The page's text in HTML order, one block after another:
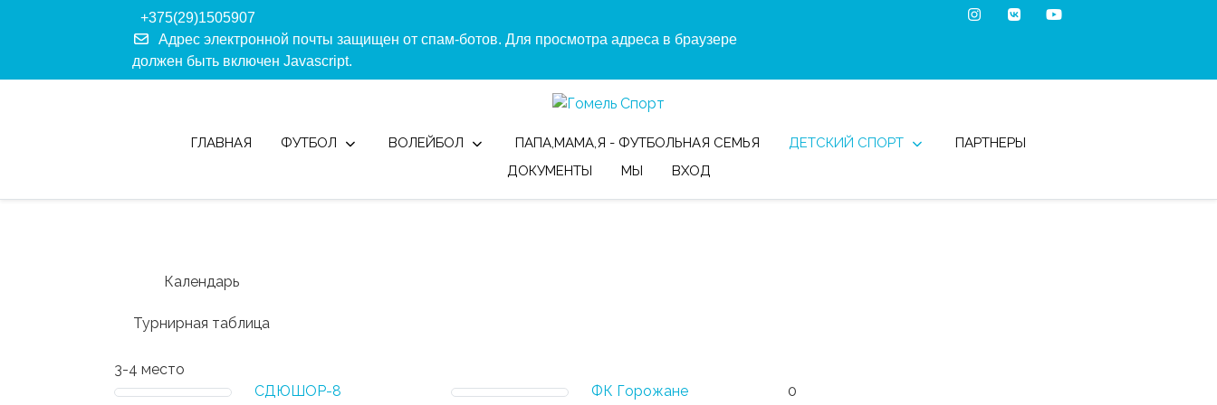
+375(29)1505907
Адрес электронной почты защищен от спам-ботов. Для просмотра адреса в браузере
должен быть включен Javascript.
ГЛАВНАЯ ФУТБОЛ ВОЛЕЙБОЛ ПАПА,МАМА,Я - ФУТБОЛЬНАЯ СЕМЬЯ ДЕТСКИЙ СПОРТ
ПАРТНЕРЫ
ДОКУМЕНТЫ
МЫ ВХОД
Календарь
Турнирная таблица
3-4 место
СДЮШОР-8
ФК Горожане
0